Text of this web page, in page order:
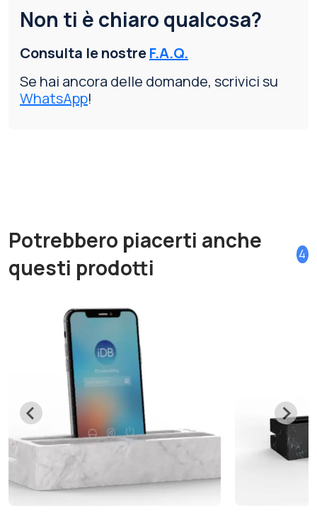
Non ti è chiaro qualcosa?
Consulta le nostreF.A.Q.
Se hai ancora delle domande, scrivici su
WhatsApp!
Potrebbero piacerti anche
questi prodotti
4